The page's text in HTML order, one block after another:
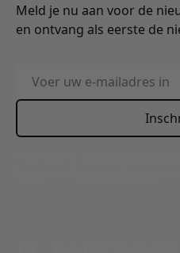
Meld je nu aan voor de
en ontvang als eerste de
E-mailadres